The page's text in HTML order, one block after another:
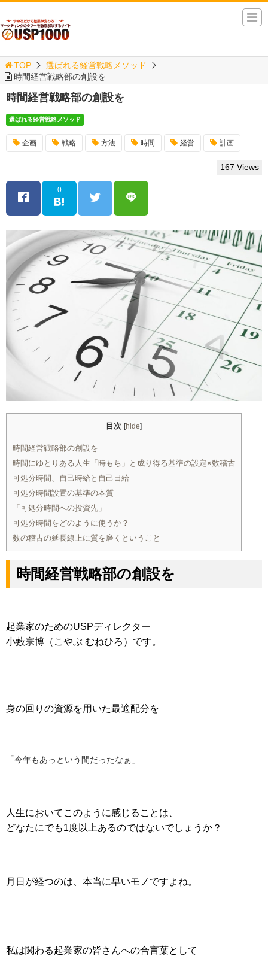
TOP
選ばれる経営戦略メソッド
時間経営戦略部の創設を
時間経営戦略部の創設を
選ばれる経営戦略メソッド
企画 戦略 方法 時間 経営 計画
167 Views
0
目次 [hide]
時間経営戦略部の創設を
時間にゆとりある人生「時もち」と成り得る基準の設定×数稽古
可処分時間、自己時給と自己日給
可処分時間設置の基準の本質
「可処分時間への投資先」
可処分時間をどのように使うか？
数の稽古の延長線上に質を磨くということ
時間経営戦略部の創設を
起業家のためのUSPディレクター
小藪宗博（こやぶ むねひろ）です。
身の回りの資源を用いた最適配分を
「今年もあっという間だったなぁ」
人生においてこのように感じることは、
どなたにでも1度以上あるのではないでしょうか？
月日が経つのは、本当に早いモノですよね。
私は関わる起業家の皆さんへの合言葉として